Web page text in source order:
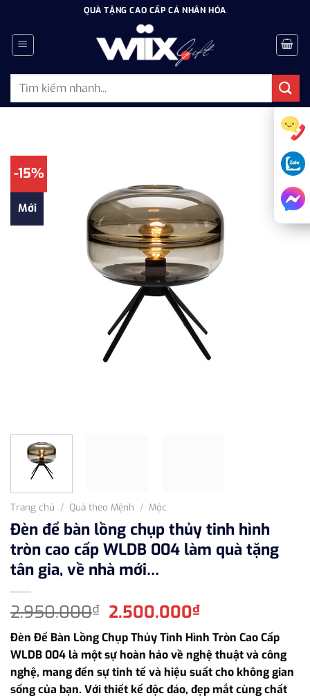
dung
QUÀ TẶNG CAO CẤP CÁ NHÂN HÓA
Tìm
-15%
Mới
Trang chủ / Quà theo Mệnh / Mộc
Đèn để bàn lồng chụp thủy tinh hình
tròn cao cấp WLDB 004 làm quà tặng
tân gia, về nhà mới…
2.950.000₫ Giá
gốc
là:
2.950.000₫.
2.500.000₫Giá
hiện
tại
là:
2.500.000₫.
Đèn Để Bàn Lồng Chụp Thủy Tinh Hình Tròn Cao Cấp
WLDB 004 là một sự hoàn hảo về nghệ thuật và công
nghệ, mang đến sự tinh tế và hiệu suất cho không gian
sống của bạn. Với thiết kế độc đáo, đẹp mắt cùng chất